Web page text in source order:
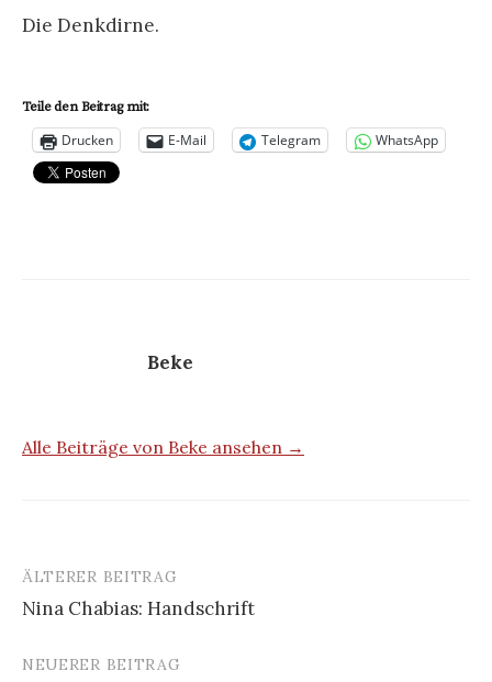
Die Denkdirne.
Teile den Beitrag mit:
Drucken E-Mail Telegram WhatsApp
Beke
Alle Beiträge von Beke ansehen →
Beitrags-
Navigation
ÄLTERER BEITRAG
Nina Chabias: Handschrift
NEUERER BEITRAG